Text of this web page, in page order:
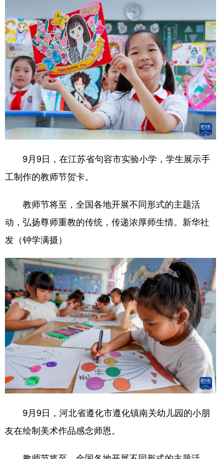
9月9日，在江苏省句容市实验小学，学生展示手
工制作的教师节贺卡。
教师节将至，全国各地开展不同形式的主题活
动，弘扬尊师重教的传统，传递浓厚师生情。新华社
发（钟学满摄）
9月9日，河北省遵化市遵化镇南关幼儿园的小朋
友在绘制美术作品感念师恩。